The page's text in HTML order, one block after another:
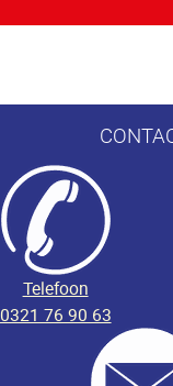
Telefoon
0321 76 90 63